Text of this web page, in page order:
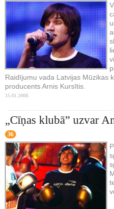
Raidījumu vada Latvijas Mūzikas
producents Arnis Kursītis.
15.01.2008.
„Cīņas klubā” uzvar
36